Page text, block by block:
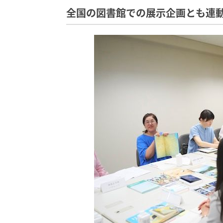
全国の図書館での展示企画とも連